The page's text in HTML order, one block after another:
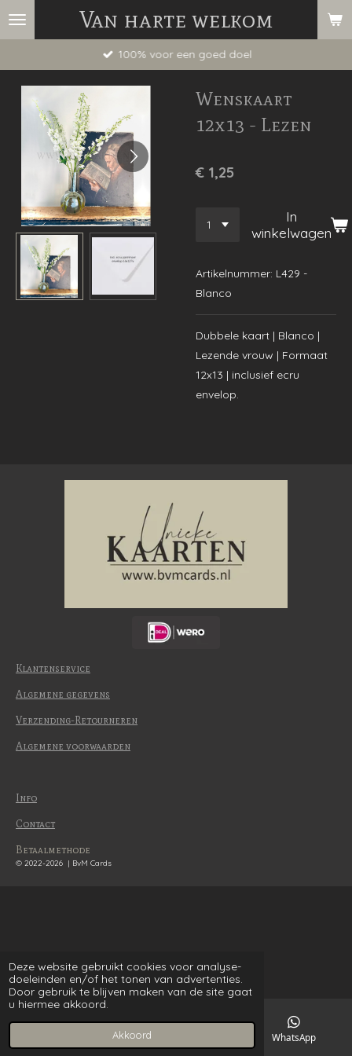
Deze website gebruikt cookies voor analyse-
doeleinden en/of het tonen van advertenties.
Door gebruik te blijven maken van de site gaat
u hiermee akkoord.
Akkoord
Ga
Van harte welkom
100% voor een goed doel
Wenskaart
12x13 - Lezen
€ 1,25
In
winkelwagen
Artikelnummer: L429 -
Blanco
Dubbele kaart | Blanco |
Lezende vrouw | Formaat
12x13 | inclusief ecru
envelop.
Klantenservice
Algemene gegevens
Verzending-Retourneren
Algemene voorwaarden
Info
Contact
Betaalmethode
© 2022-2026 | BvM Cards
E-mailadres WhatsApp